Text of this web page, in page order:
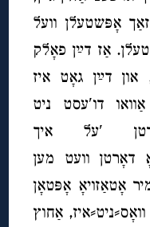
זאַך אָפּשטעלן וועל
אַז דײַן פאָלק
דײַן גאָט איז
אַוואו דו′עסט ניט
′על איך
דאָרטן וועט מען
אָטאַזויאָ אָפּטאָן
אַחוץ